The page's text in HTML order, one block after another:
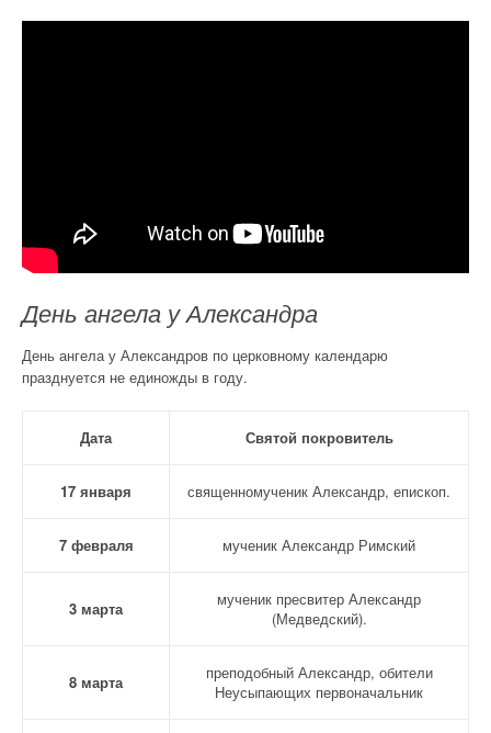
День ангела у Александра
День ангела у Александров по церковному календарю
празднуется не единожды в году.
Дата Святой покровитель
17 января священномученик Александр, епископ.
7 февраля мученик Александр Римский
3 марта
мученик пресвитер Александр
(Медведский).
8 марта
преподобный Александр, обители
Неусыпающих первоначальник